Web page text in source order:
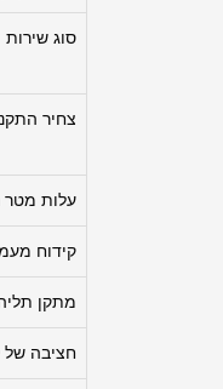
סוג שירות
צחיר
עלות מטר
קידוח
מתקן
חציבה של